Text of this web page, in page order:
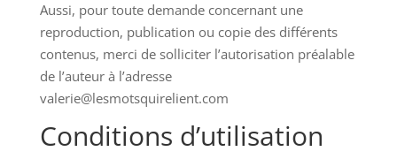
Aussi, pour toute demande concernant une
reproduction, publication ou copie des différents
contenus, merci de solliciter l’autorisation préalable
de l’auteur à l’adresse
valerie@lesmotsquirelient.com
Conditions d’utilisation